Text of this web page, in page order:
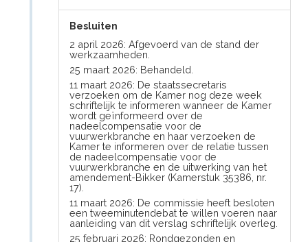
Besluiten
2 april 2026: Afgevoerd van de stand der
werkzaamheden.
25 maart 2026: Behandeld.
11 maart 2026: De staatssecretaris
verzoeken om de Kamer nog deze week
schriftelijk te informeren wanneer de Kamer
wordt geïnformeerd over de
nadeelcompensatie voor de
vuurwerkbranche en haar verzoeken de
Kamer te informeren over de relatie tussen
de nadeelcompensatie voor de
vuurwerkbranche en de uitwerking van het
amendement-Bikker (Kamerstuk 35386, nr.
17).
11 maart 2026: De commissie heeft besloten
een tweeminutendebat te willen voeren naar
aanleiding van dit verslag schriftelijk overleg.
25 februari 2026: Rondgezonden en